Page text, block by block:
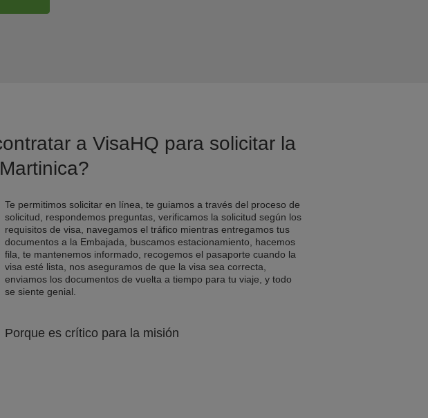
a VisaHQ para solicitar la
Te permitimos solicitar en línea, te guiamos a través del proceso de
solicitud, respondemos preguntas, verificamos la solicitud según los
requisitos de visa, navegamos el tráfico mientras entregamos tus
documentos a la Embajada, buscamos estacionamiento, hacemos
fila, te mantenemos informado, recogemos el pasaporte cuando la
visa esté lista, nos aseguramos de que la visa sea correcta,
enviamos los documentos de vuelta a tiempo para tu viaje, y todo
se siente genial.
Porque es crítico para la misión